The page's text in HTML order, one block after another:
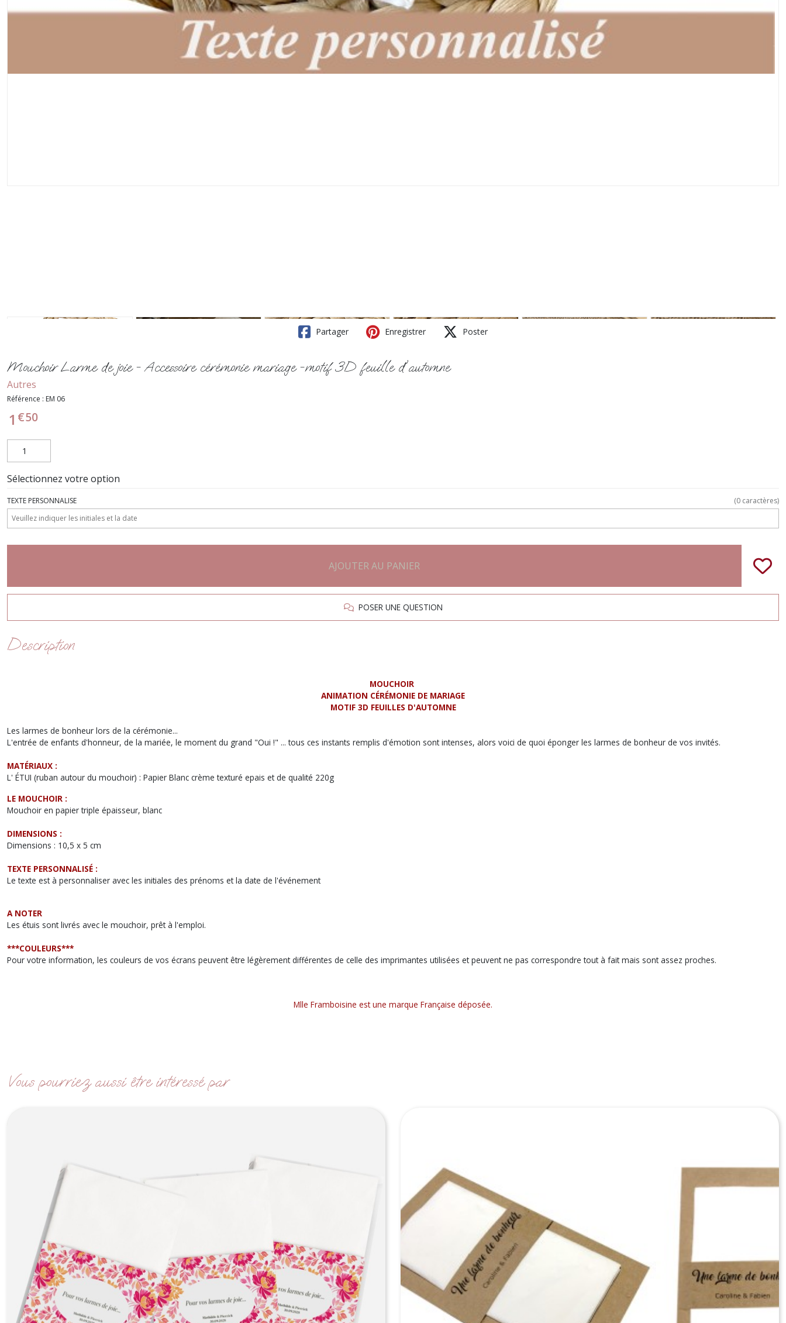
Partager Enregistrer Poster
Mouchoir Larme de joie - Accessoire cérémonie mariage -motif 3D feuille d'automne
Autres
Référence : EM 06
1 €50
Sélectionnez votre option
TEXTE PERSONNALISE (0 caractères)
AJOUTER AU PANIER
POSER UNE QUESTION
Description
MOUCHOIR
ANIMATION CÉRÉMONIE DE MARIAGE
MOTIF 3D FEUILLES D'AUTOMNE
Les larmes de bonheur lors de la cérémonie...
L'entrée de enfants d'honneur, de la mariée, le moment du grand "Oui !" ... tous ces instants remplis d'émotion sont intenses, alors voici de quoi éponger les larmes de bonheur de vos invités.
MATÉRIAUX :
L' ÉTUI (ruban autour du mouchoir) : Papier Blanc crème texturé epais et de qualité 220g
LE MOUCHOIR :
Mouchoir en papier triple épaisseur, blanc
DIMENSIONS :
Dimensions : 10,5 x 5 cm
TEXTE PERSONNALISÉ :
Le texte est à personnaliser avec les initiales des prénoms et la date de l'événement
A NOTER
Les étuis sont livrés avec le mouchoir, prêt à l'emploi.
***COULEURS***
Pour votre information, les couleurs de vos écrans peuvent être légèrement différentes de celle des imprimantes utilisées et peuvent ne pas correspondre tout à fait mais sont assez proches.
Mlle Framboisine est une marque Française déposée.
Vous pourriez aussi être intéressé par